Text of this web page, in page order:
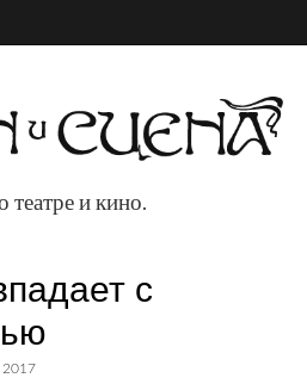
театре и
театре и кино.
с